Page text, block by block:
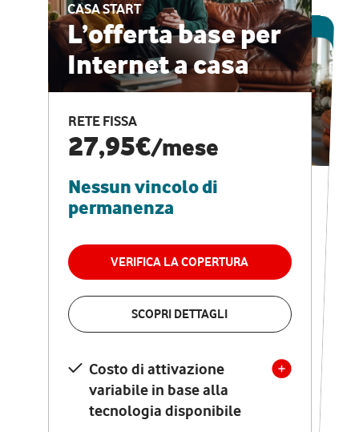
CASA START
L’offerta base per
Internet a casa
RETE FISSA
27,95€/mese
Nessun vincolo di
permanenza
VERIFICA LA COPERTURA
SCOPRI DETTAGLI
Costo di attivazione
variabile in base alla
tecnologia disponibile
ESCLUSIVA ONLINE
CASA PRO
Internet veloce e
vantaggi speciali
RETE FISSA + VODAFONE CLUB
29,95€
permanenza
VERIFICA LA COPERTURA
Costo di attivazione
variabile in base alla
tecnologia disponibile